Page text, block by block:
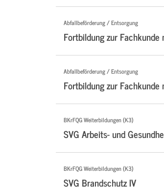
Abfallbeförderung / Entsorgung
Fortbildung zur Fachkunde
Abfallbeförderung / Entsorgung
Fortbildung zur Fachkunde
BKrFQG Weiterbildungen (K3)
SVG Arbeits- und
BKrFQG Weiterbildungen (K3)
SVG Brandschutz IV